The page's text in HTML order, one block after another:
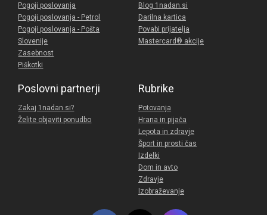
Pogoji poslovanja
Pogoji poslovanja - Petrol
Pogoji poslovanja - Pošta
Slovenije
Zasebnost
Piškotki
Blog 1nadan.si
Darilna kartica
Povabi prijatelja
Mastercard® akcije
Poslovni partnerji
Zakaj 1nadan.si?
Želite objaviti ponudbo
Rubrike
Potovanja
Hrana in pijača
Lepota in zdravje
Šport in prosti čas
Izdelki
Dom in avto
Zdravje
Izobraževanje